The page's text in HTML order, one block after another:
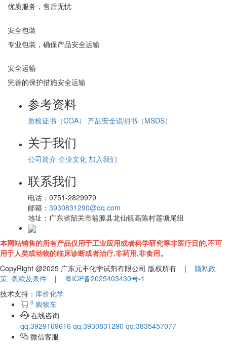
优质服务，售后无忧
安全包装
专业包装，确保产品安全运输
安全运输
完善的保护措施安全运输
参考资料
质检证书（COA） 产品安全说明书（MSDS）
关于我们
公司简介 企业文化 加入我们
联系我们
电话： 0751-2829979
邮箱： 3930831290@qq.com
地址： 广东省韶关市翁源县龙仙镇高陈村莲塘尾组
本网站销售的所有产品仅用于工业应用或者科学研究等非医疗目的,不可
用于人类或动物的临床诊断或者治疗,非药用,非食用。
CopyRight @2025 广东元丰化学试剂有限公司 版权所有 | 隐私政
策 条款及条件 | 粤ICP备2025403430号-1
技术支持： 库价化学
0 购物车
在线咨询
qq:3929169616 qq:3930831290 qq:3835457077
微信客服